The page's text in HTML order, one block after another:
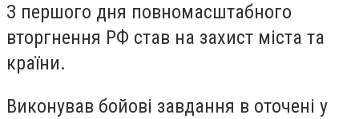
З першого дня повномасштабного
вторгнення РФ став на захист міста та
країни.
Виконував бойові завдання в оточені у